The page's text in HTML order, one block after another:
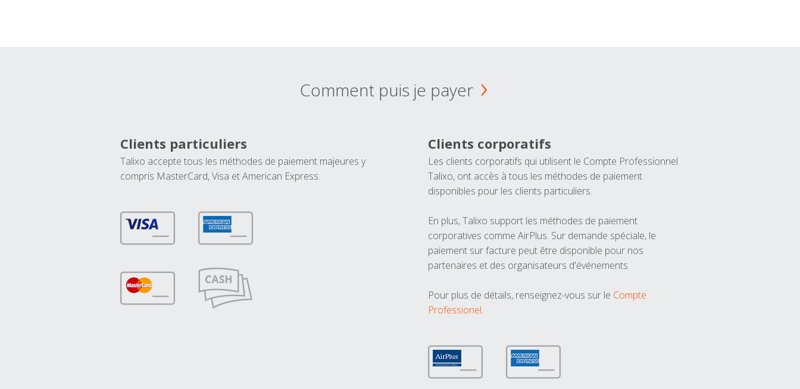
Comment puis je payer
Clients particuliers
Talixo accepte tous les méthodes de paiement majeures y
compris MasterCard, Visa et American Express.
Clients corporatifs
Les clients corporatifs qui utilisent le Compte Professionnel
Talixo, ont accès à tous les méthodes de paiement
disponibles pour les clients particuliers.
En plus, Talixo support les méthodes de paiement
corporatives comme AirPlus. Sur demande spéciale, le
paiement sur facture peut être disponible pour nos
partenaires et des organisateurs d'événements.
Pour plus de détails, renseignez-vous sur le Compte
Professionel.